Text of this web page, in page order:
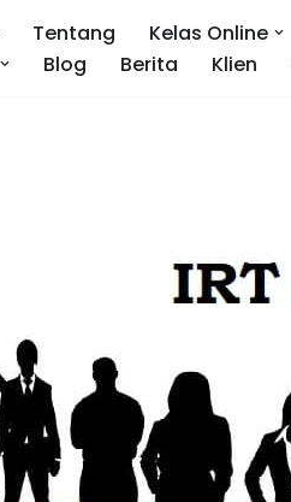
Tentang Kelas Online
Blog Berita Klien